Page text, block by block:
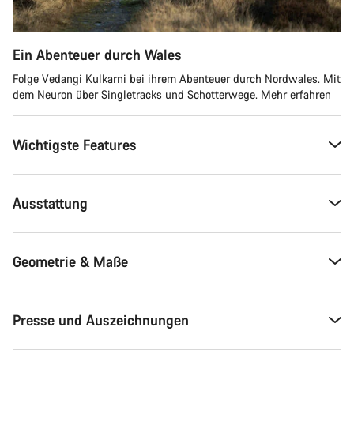
Ein Abenteuer durch Wales
Folge Vedangi Kulkarni bei ihrem Abenteuer durch Nordwales. Mit
dem Neuron über Singletracks und Schotterwege. Mehr erfahren
Wichtigste Features
Ausstattung
Geometrie & Maße
Presse und Auszeichnungen